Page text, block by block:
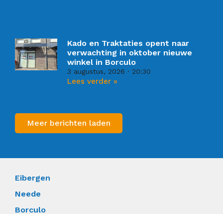
Kado en Traktaties opent naar
verwachting in oktober nieuwe
winkel in Borculo
3 augustus, 2026 20:30
Lees verder »
Meer berichten laden
Eibergen
Neede
Borculo